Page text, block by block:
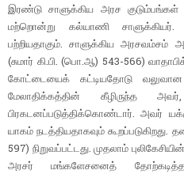
இரண்டு சாளுக்கிய அரச
மற்றொன்று கல்யாணி சாளுக்கியர்.
பற்றியதாகும். சாளுக்கிய அரசவம்சம்
(சுமார் கி.பி. (பொ.ஆ) 543-566)
கோட்டையைக் கட்டியதோடு வலுவான
மேலாதிக்கத்தின் கீழிருந்த
பிரகடனப்படுத்திக்கொண்டார். அவர்
யாகம் நடத்தியதாகவும்
597) நிறுவப்பட்டது. முதலாம்
அரசர் மங்களேசனைத்